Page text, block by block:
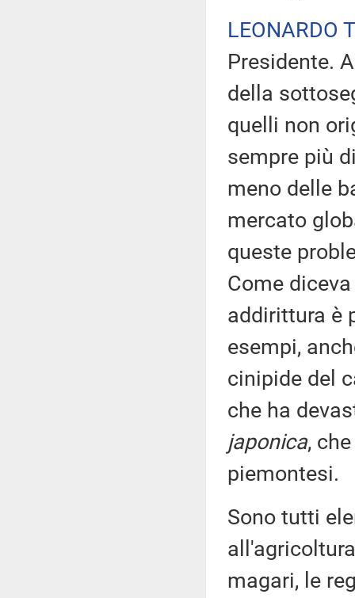
LEONARDO
Presidente.
della
quelli non
sempre più
meno delle
mercato
queste
Come
addirittura è
esempi,
cinipide del
che ha
japonica,
piemontesi.
Sono tutti
magari, le